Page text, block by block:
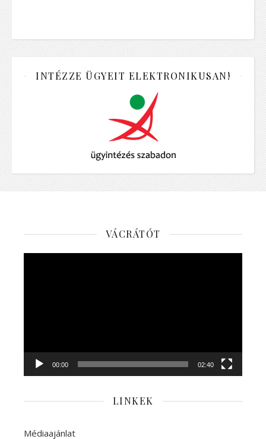
INTÉZZE ÜGYEIT ELEKTRONIKUSAN!
VÁCRÁTÓT
00:00 02:40
LINKEK
Médiaajánlat